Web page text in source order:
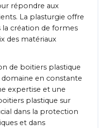
répondre aux
La plasturgie offre
la création de formes
des matériaux
de boitiers plastique
en constante
expertise et une
plastique sur
dans la protection
et dans